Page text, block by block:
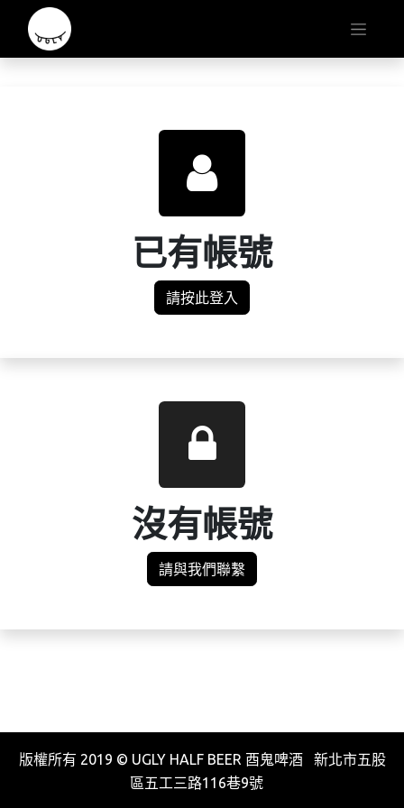
已有帳號
請按此登入
沒有帳號
請與我們聯繫
版權所有 2019 © UGLY HALF BEER 酉鬼啤酒 新北市五股
區五工三路116巷9號